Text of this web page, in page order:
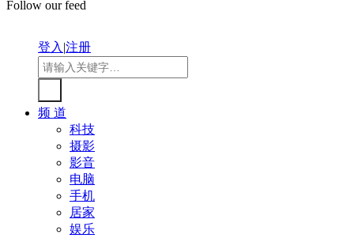
Follow our feed
登入|注册
频 道
科技
摄影
影音
电脑
手机
居家
娱乐